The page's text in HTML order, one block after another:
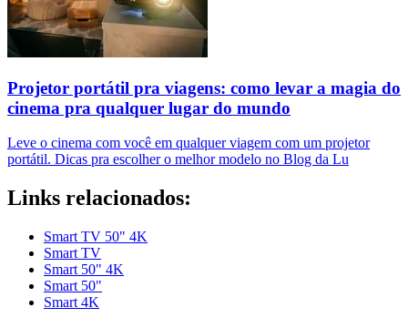
Projetor portátil pra viagens: como levar a magia do
cinema pra qualquer lugar do mundo
Leve o cinema com você em qualquer viagem com um projetor
portátil. Dicas pra escolher o melhor modelo no Blog da Lu
Links relacionados:
Smart TV 50" 4K
Smart TV
Smart 50" 4K
Smart 50"
Smart 4K